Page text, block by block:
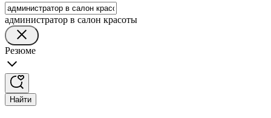
администратор в салон красоты
Резюме
Найти